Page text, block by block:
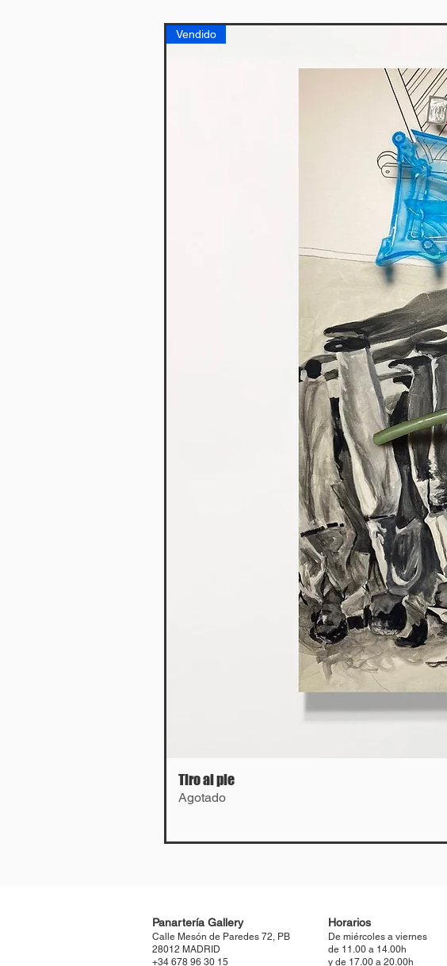
Vendido
Tiro al pie
Agotado
Panartería Gallery
Calle Mesón de Paredes 72, PB
28012 MADRID
+34 678 96 30 15
Horarios
De miércoles a viernes
de 11.00 a 14.00h
y de 17.00 a 20.00h